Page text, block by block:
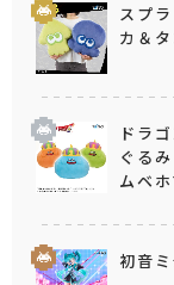
スプ
カ＆タ
ドラ
ぐる
ムベ
初音